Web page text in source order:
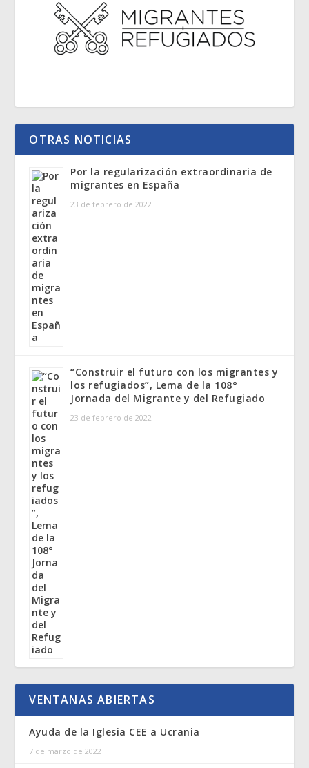
OTRAS NOTICIAS
Por la regularización extraordinaria de
migrantes en España
23 de febrero de 2022
“Construir el futuro con los migrantes y
los refugiados”, Lema de la 108°
Jornada del Migrante y del Refugiado
23 de febrero de 2022
VENTANAS ABIERTAS
Ayuda de la Iglesia CEE a Ucrania
7 de marzo de 2022